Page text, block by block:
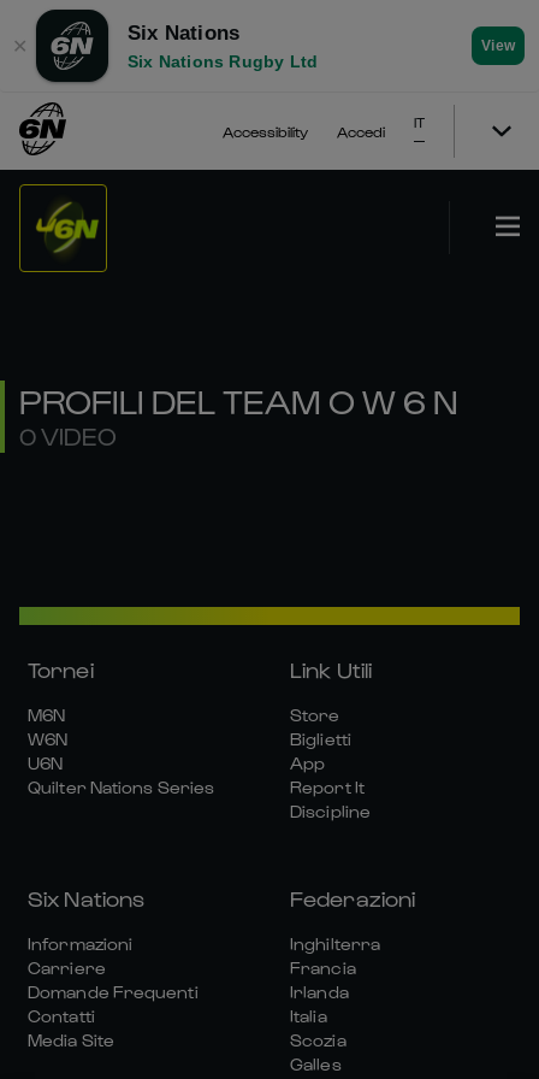
✕
Six Nations
Six Nations Rugby Ltd
View
Accessibility Accedi
IT
PROFILI DEL TEAM O W 6 N
0 VIDEO
Tornei
M6N
W6N
U6N
Quilter Nations Series
Link Utili
Store
Biglietti
App
Report It
Discipline
Six Nations
Informazioni
Carriere
Domande Frequenti
Contatti
Media Site
Federazioni
Inghilterra
Francia
Irlanda
Italia
Scozia
Galles